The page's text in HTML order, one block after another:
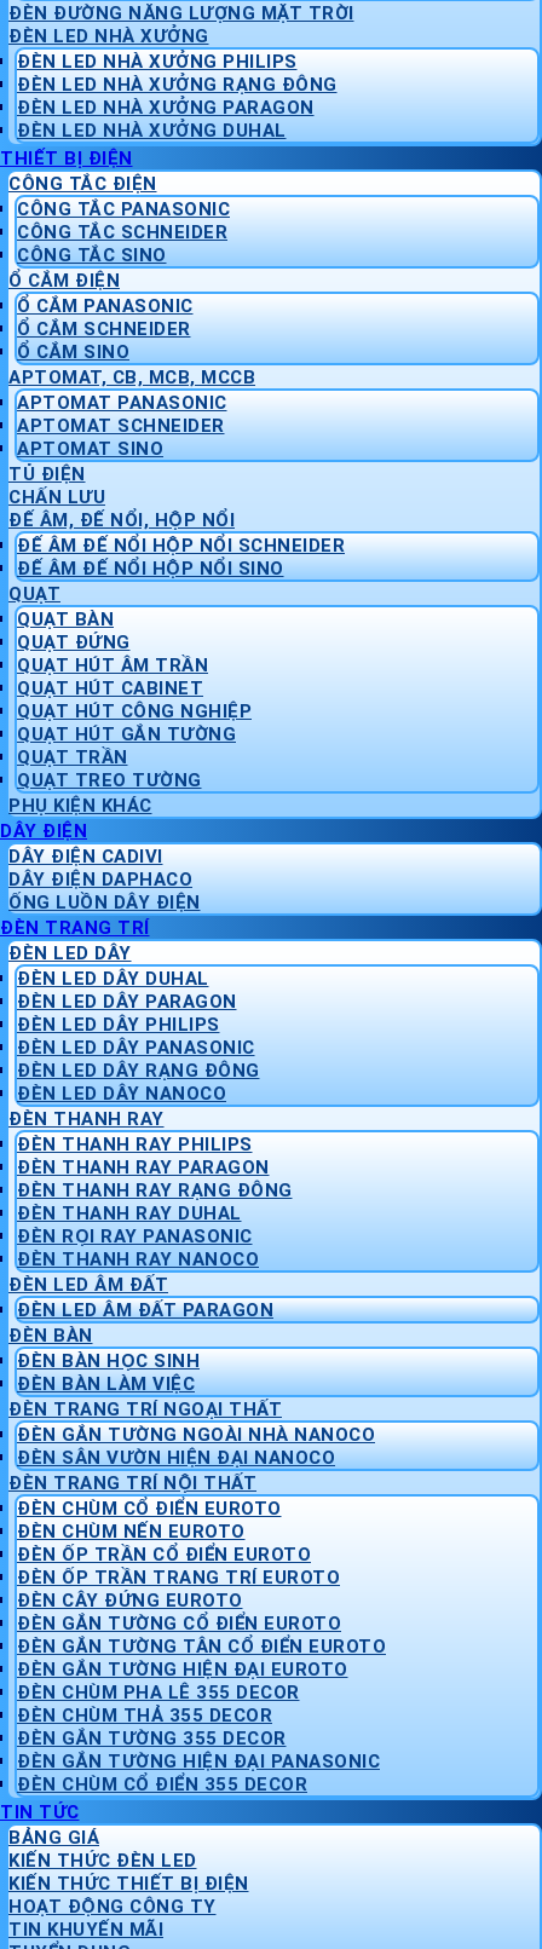
ĐÈN ĐƯỜNG NĂNG LƯỢNG MẶT TRỜI
ĐÈN LED NHÀ XƯỞNG
ĐÈN LED NHÀ XƯỞNG PHILIPS
ĐÈN LED NHÀ XƯỞNG RẠNG ĐÔNG
ĐÈN LED NHÀ XƯỞNG PARAGON
ĐÈN LED NHÀ XƯỞNG DUHAL
THIẾT BỊ ĐIỆN
CÔNG TẮC ĐIỆN
CÔNG TẮC PANASONIC
CÔNG TẮC SCHNEIDER
CÔNG TẮC SINO
Ổ CẮM ĐIỆN
Ổ CẮM PANASONIC
Ổ CẮM SCHNEIDER
Ổ CẮM SINO
APTOMAT, CB, MCB, MCCB
APTOMAT PANASONIC
APTOMAT SCHNEIDER
APTOMAT SINO
TỦ ĐIỆN
CHẤN LƯU
ĐẾ ÂM, ĐẾ NỔI, HỘP NỔI
ĐẾ ÂM ĐẾ NỔI HỘP NỔI SCHNEIDER
ĐẾ ÂM ĐẾ NỔI HỘP NỔI SINO
QUẠT
QUẠT BÀN
QUẠT ĐỨNG
QUẠT HÚT ÂM TRẦN
QUẠT HÚT CABINET
QUẠT HÚT CÔNG NGHIỆP
QUẠT HÚT GẮN TƯỜNG
QUẠT TRẦN
QUẠT TREO TƯỜNG
PHỤ KIỆN KHÁC
DÂY ĐIỆN
DÂY ĐIỆN CADIVI
DÂY ĐIỆN DAPHACO
ỐNG LUỒN DÂY ĐIỆN
ĐÈN TRANG TRÍ
ĐÈN LED DÂY
ĐÈN LED DÂY DUHAL
ĐÈN LED DÂY PARAGON
ĐÈN LED DÂY PHILIPS
ĐÈN LED DÂY PANASONIC
ĐÈN LED DÂY RẠNG ĐÔNG
ĐÈN LED DÂY NANOCO
ĐÈN THANH RAY
ĐÈN THANH RAY PHILIPS
ĐÈN THANH RAY PARAGON
ĐÈN THANH RAY RẠNG ĐÔNG
ĐÈN THANH RAY DUHAL
ĐÈN RỌI RAY PANASONIC
ĐÈN THANH RAY NANOCO
ĐÈN LED ÂM ĐẤT
ĐÈN LED ÂM ĐẤT PARAGON
ĐÈN BÀN
ĐÈN BÀN HỌC SINH
ĐÈN BÀN LÀM VIỆC
ĐÈN TRANG TRÍ NGOẠI THẤT
ĐÈN GẮN TƯỜNG NGOÀI NHÀ NANOCO
ĐÈN SÂN VƯỜN HIỆN ĐẠI NANOCO
ĐÈN TRANG TRÍ NỘI THẤT
ĐÈN CHÙM CỔ ĐIỂN EUROTO
ĐÈN CHÙM NẾN EUROTO
ĐÈN ỐP TRẦN CỔ ĐIỂN EUROTO
ĐÈN ỐP TRẦN TRANG TRÍ EUROTO
ĐÈN CÂY ĐỨNG EUROTO
ĐÈN GẮN TƯỜNG CỔ ĐIỂN EUROTO
ĐÈN GẮN TƯỜNG TÂN CỔ ĐIỂN EUROTO
ĐÈN GẮN TƯỜNG HIỆN ĐẠI EUROTO
ĐÈN CHÙM PHA LÊ 355 DECOR
ĐÈN CHÙM THẢ 355 DECOR
ĐÈN GẮN TƯỜNG 355 DECOR
ĐÈN GẮN TƯỜNG HIỆN ĐẠI PANASONIC
ĐÈN CHÙM CỔ ĐIỂN 355 DECOR
TIN TỨC
BẢNG GIÁ
KIẾN THỨC ĐÈN LED
KIẾN THỨC THIẾT BỊ ĐIỆN
HOẠT ĐỘNG CÔNG TY
TIN KHUYẾN MÃI